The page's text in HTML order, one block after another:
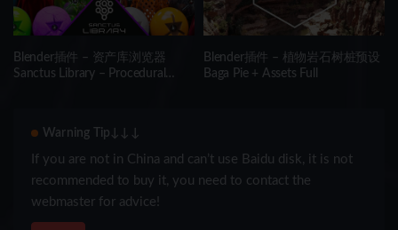
Blender插件 – 资产库浏览器
Sanctus Library – Procedural
Blender插件 – 植物岩石树桩预设
Baga Pie + Assets Full
Warning Tip↓↓↓
If you are not in China and can’t use Baidu disk, it is not
recommended to buy it, you need to contact the
webmaster for advice!